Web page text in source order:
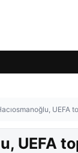
UEFA
UEFA